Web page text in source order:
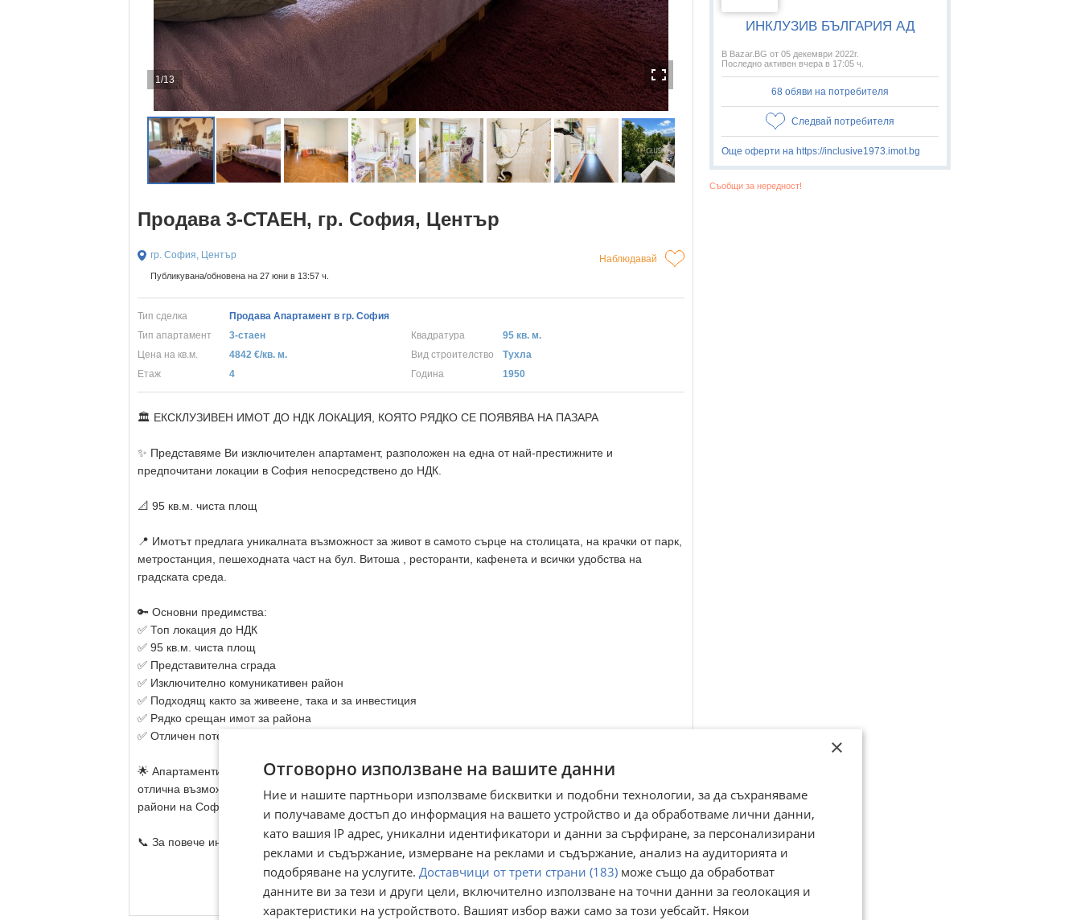
1/13
Продава 3-СТАЕН, гр. София, Център
гр. София, Център Наблюдавай
Публикувана/обновена на 27 юни в 13:57 ч.
Тип сделка
Продава Апартамент в гр. София
Тип апартамент
3-стаен Квадратура
95 кв. м.
Цена на кв.м.
4842 €/кв. м. Вид строителство
Тухла
Eтаж
4 Година 1950
🏛️ ЕКСКЛУЗИВЕН ИМОТ ДО НДК ЛОКАЦИЯ, КОЯТО РЯДКО СЕ ПОЯВЯВА НА ПАЗАРА
✨ Представяме Ви изключителен апартамент, разположен на една от най-престижните и
предпочитани локации в София непосредствено до НДК.
📐 95 кв.м. чиста площ
📍 Имотът предлага уникалната възможност за живот в самото сърце на столицата, на крачки от парк,
метростанция, пешеходната част на бул. Витоша , ресторанти, кафенета и всички удобства на
градската среда.
🔑 Основни предимства:
✅ Топ локация до НДК
✅ 95 кв.м. чиста площ
✅ Представителна сграда
✅ Изключително комуникативен район
✅ Подходящ както за живеене, така и за инвестиция
✅ Рядко срещан имот за района
✅ Отличен потенциал за запазване и увеличаване на стойността във времето
🌟 Апартаменти на подобна локация се предлагат изключително рядко, което превръща имота в
отлична възможност както за собствено ползване, така и за инвестиция в един от най-търсените
райони на София.
📞 За повече информация и организиране на оглед звъннете и цитирайте код: 260369
Преглеждания:252
☆
☆
☆
☆
☆
ИНКЛУЗИВ БЪЛГАРИЯ АД
В Bazar.BG от 05 декември 2022г.
Последно активен вчера в 17:05 ч.
68 обяви на потребителя
Следвай потребителя
Още оферти на https://inclusive1973.imot.bg
Съобщи за нередност!
×
Отговорно използване на вашите данни
Ние и нашите партньори използваме бисквитки и подобни технологии, за да съхраняваме
и получаваме достъп до информация на вашето устройство и да обработваме лични данни,
като вашия IP адрес, уникални идентификатори и данни за сърфиране, за персонализирани
реклами и съдържание, измерване на реклами и съдържание, анализ на аудиторията и
подобряване на услугите. Доставчици от трети страни (183) може също да обработват
данните ви за тези и други цели, включително използване на точни данни за геолокация и
характеристики на устройството. Вашият избор важи само за този уебсайт. Някои